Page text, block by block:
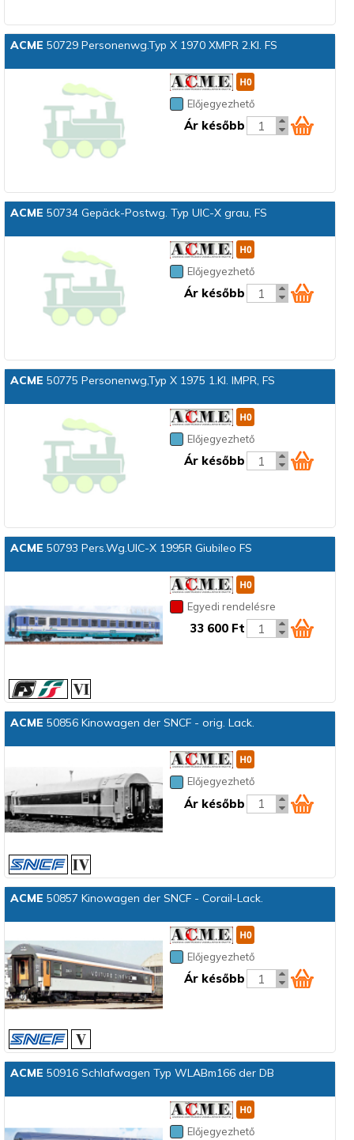
ACME 50729 Personenwg.Typ X 1970 XMPR 2.Kl. FS
Előjegyezhető
Ár később
ACME 50734 Gepäck-Postwg. Typ UIC-X grau, FS
Előjegyezhető
Ár később
ACME 50775 Personenwg,Typ X 1975 1.Kl. IMPR, FS
Előjegyezhető
Ár később
ACME 50793 Pers.Wg.UIC-X 1995R Giubileo FS
Egyedi rendelésre
33 600 Ft
ACME 50856 Kinowagen der SNCF - orig. Lack.
Előjegyezhető
Ár később
ACME 50857 Kinowagen der SNCF - Corail-Lack.
Előjegyezhető
Ár később
ACME 50916 Schlafwagen Typ WLABm166 der DB
Előjegyezhető